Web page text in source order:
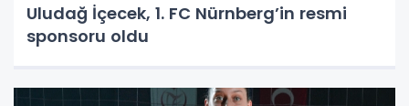
Uludağ İçecek, 1. FC Nürnberg’in resmi
sponsoru oldu